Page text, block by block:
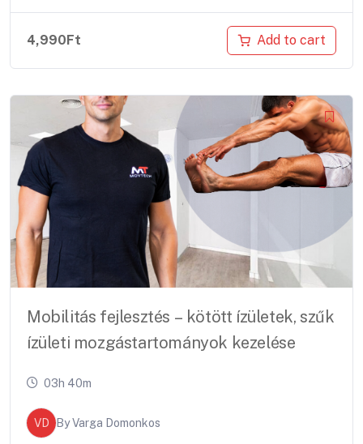
4,990 Ft Add to cart
Mobilitás fejlesztés – kötött ízületek, szűk
ízületi mozgástartományok kezelése
03h 40m
VD ByVarga Domonkos